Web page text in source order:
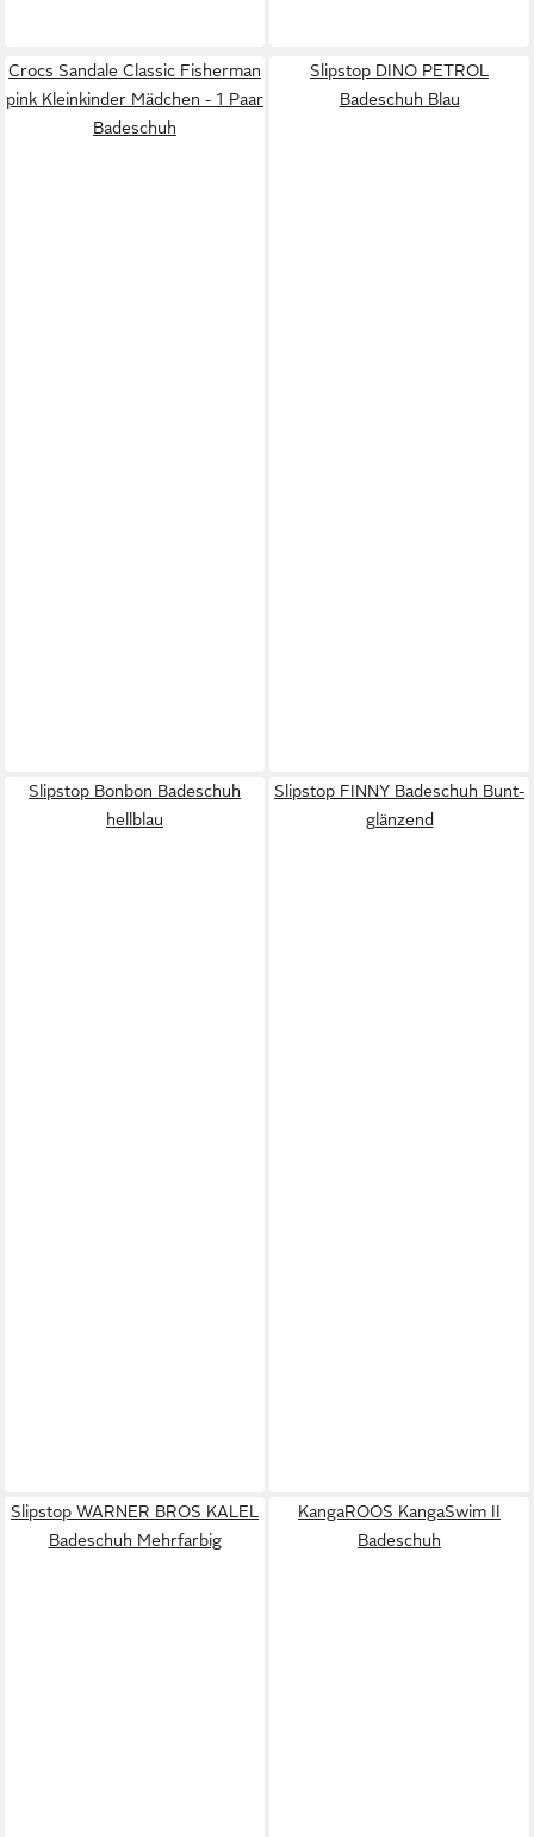
Crocs Sandale Classic Fisherman
pink Kleinkinder Mädchen - 1 Paar
Badeschuh
Slipstop DINO PETROL
Badeschuh Blau
Slipstop Bonbon Badeschuh
hellblau
Slipstop FINNY Badeschuh Bunt-
glänzend
Slipstop WARNER BROS KALEL
Badeschuh Mehrfarbig
KangaROOS KangaSwim II
Badeschuh